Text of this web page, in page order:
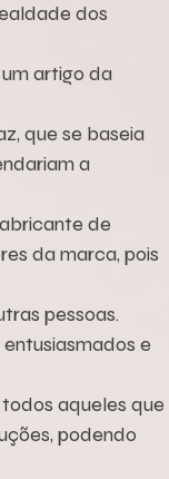
dos
artigo da
que se baseia
a
de
da marca, pois
pessoas.
e
aqueles que
podendo